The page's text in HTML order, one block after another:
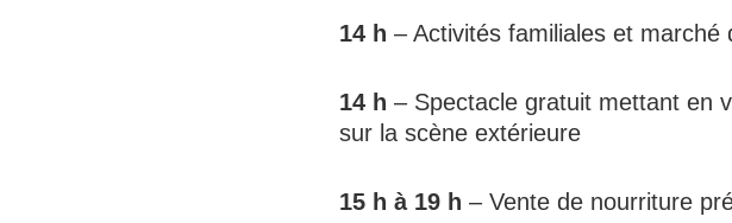
14 h – Activités familiales et marché
14 h – Spectacle gratuit mettant en
sur la scène extérieure
15 h à 19 h – Vente de nourriture